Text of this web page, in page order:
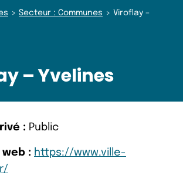
Secteur : Communes
Viroflay –
– Yvelines
: Public
web : https://www.ville-